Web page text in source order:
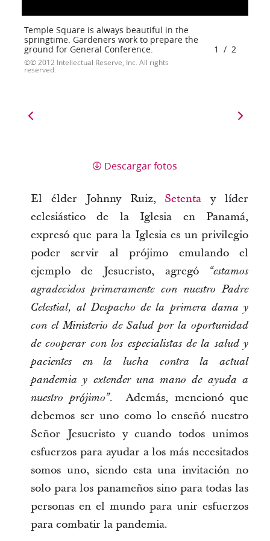
Temple Square is always beautiful in the
springtime. Gardeners work to prepare the
ground for General Conference.
© 2012 Intellectual Reserve, Inc. All rights
reserved.
1 / 2
Descargar fotos
El élder Johnny Ruiz, Setentay líder
eclesiástico de la Iglesia en Panamá,
expresó que para la Iglesia es un privilegio
poder servir al prójimo emulando el
ejemplo de Jesucristo, agregó “estamos
agradecidos primeramente con nuestro Padre
Celestial, al Despacho de la primera dama y
con el Ministerio de Salud por la oportunidad
de cooperar con los especialistas de la salud y
pacientes en la lucha contra la actual
pandemia y extender una mano de ayuda a
nuestro prójimo”.
Además, mencionó que
debemos ser uno como lo enseñó nuestro
Señor Jesucristo y cuando todos unimos
esfuerzos para ayudar a los más necesitados
somos uno, siendo esta una invitación no
solo para los panameños sino para todas las
personas en el mundo para unir esfuerzos
para combatir la pandemia.